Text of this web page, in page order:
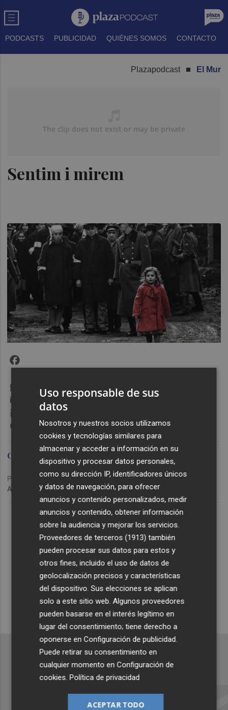
PODCASTS PUBLICIDAD QUIÉNES SOMOS CONTACTO
Plazapodcast El Mur
Sentim i mirem
Lo Más Escuchado
Suscríbete al canal de
Whatsapp
Siempre al día de las últimas noticias
¡Quiero suscribirme!
X
Email
LinkedIn
Messenger
Carlos López Olano
Publicado: 21/03/2024 · 10:54
Actualizado: 21/03/2024 · 11:43
Recibe toda la actualidad de
Plaza Podcast en tu correo
Uso responsable de sus
datos
Nosotros y nuestros socios utilizamos
cookies y tecnologías similares para
almacenar y acceder a información en su
dispositivo y procesar datos personales,
como su dirección IP, identificadores únicos
y datos de navegación, para ofrecer
anuncios y contenido personalizados, medir
anuncios y contenido, obtener información
sobre la audiencia y mejorar los servicios.
Proveedores de terceros (1913) también
pueden procesar sus datos para estos y
otros fines, incluido el uso de datos de
geolocalización precisos y características
del dispositivo. Sus elecciones se aplican
solo a este sitio web. Algunos proveedores
pueden basarse en el interés legítimo en
lugar del consentimiento; tiene derecho a
oponerse enConfiguración de publicidad.
Puede retirar su consentimiento en
cualquier momento enConfiguración de
cookies.Política de privacidad
ACEPTAR TODO